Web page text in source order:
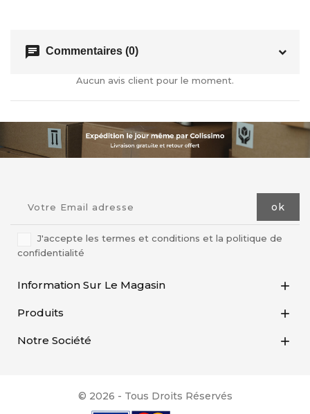
chat Commentaires (0)
Aucun avis client pour le moment.
J'accepte les termes et conditions et la politique de
confidentialité
Information Sur Le Magasin 
Produits 
Notre Société 
© 2026 - Tous Droits Réservés